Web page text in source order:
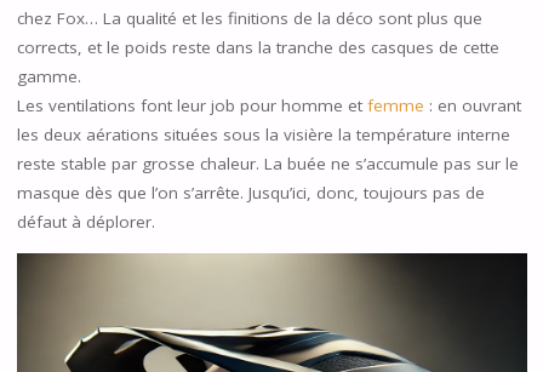
chez Fox… La qualité et les finitions de la déco sont plus que
corrects, et le poids reste dans la tranche des casques de cette
gamme.
Les ventilations font leur job pour homme et femme : en ouvrant
les deux aérations situées sous la visière la température interne
reste stable par grosse chaleur. La buée ne s’accumule pas sur le
masque dès que l’on s’arrête. Jusqu’ici, donc, toujours pas de
défaut à déplorer.